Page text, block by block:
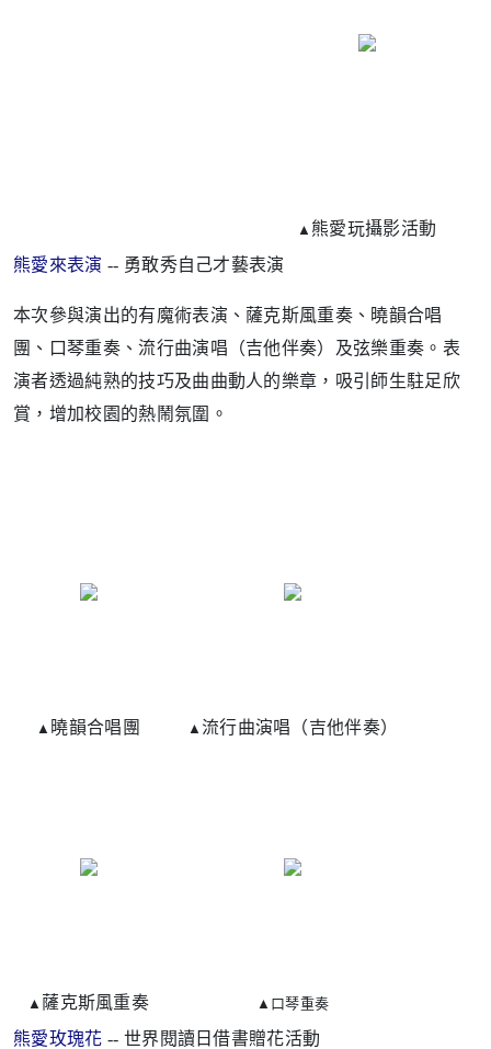
▲ 熊愛玩攝影活動
熊愛來表演 -- 勇敢秀自己才藝表演
本次參與演出的有魔術表演、薩克斯風重奏、曉韻合唱
團、口琴重奏、流行曲演唱（吉他伴奏）及弦樂重奏。表
演者透過純熟的技巧及曲曲動人的樂章，吸引師生駐足欣
賞，增加校園的熱鬧氛圍。
▲ 曉韻合唱團 ▲ 流行曲演唱（吉他伴奏）
▲ 薩克斯風重奏 ▲ 口琴重奏
熊愛玫瑰花 -- 世界閱讀日借書贈花活動